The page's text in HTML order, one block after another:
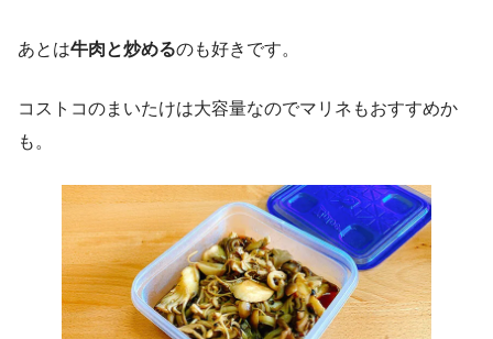
あとは牛肉と炒めるのも好きです。
コストコのまいたけは大容量なのでマリネもおすすめか
も。